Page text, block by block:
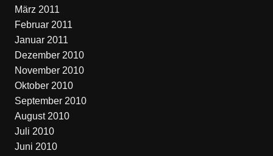
März 2011
Februar 2011
Januar 2011
Dezember 2010
November 2010
Oktober 2010
September 2010
August 2010
Juli 2010
Juni 2010